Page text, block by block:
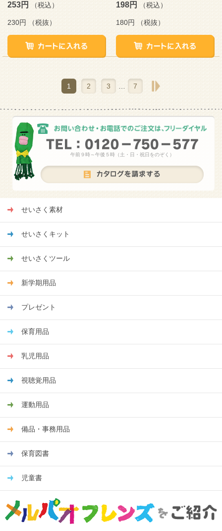
253円 （税込）
230円 （税抜）
198円 （税込）
180円 （税抜）
1 2 3 7
午前９時～午後５時（土・日・祝日をのぞく）
せいさく素材
せいさくキット
せいさくツール
新学期用品
プレゼント
保育用品
乳児用品
視聴覚用品
運動用品
備品・事務用品
保育図書
児童書